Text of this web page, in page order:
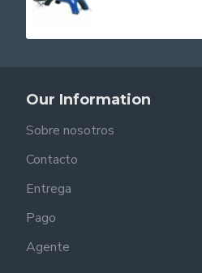
Our Information
Sobre nosotros
Contacto
Entrega
Pago
Agente